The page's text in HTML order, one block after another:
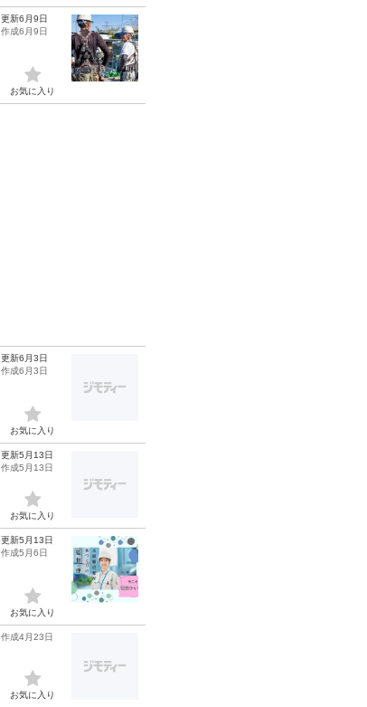
更新6月9日
作成6月9日
お気に入り
更新6月3日
作成6月3日
お気に入り
更新5月13日
作成5月13日
お気に入り
更新5月13日
作成5月6日
お気に入り
作成4月23日
お気に入り